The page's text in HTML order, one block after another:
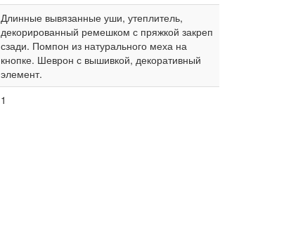
Длинные вывязанные уши, утеплитель,
декорированный ремешком с пряжкой закреп
сзади. Помпон из натурального меха на
кнопке. Шеврон с вышивкой, декоративный
элемент.
1